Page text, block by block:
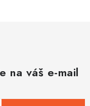
a použité produkty
podmienky
na váš e-mail